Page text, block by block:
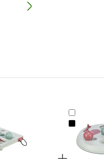
Cat Activity Brain
Trixie